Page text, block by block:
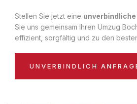
Stellen Sie jetzt eine
Sie uns gemeinsam Ihren Umzug
effizient, sorgfältig und zu den
UNVERBINDLICH